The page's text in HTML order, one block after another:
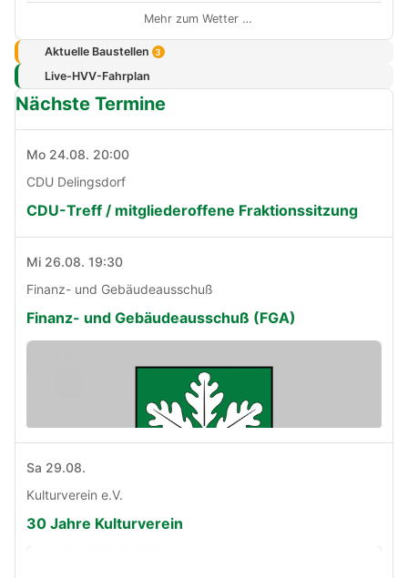
Mehr zum Wetter …
Aktuelle Baustellen 3
Live-HVV-Fahrplan
Nächste Termine
Mo 24.08. 20:00
CDU Delingsdorf
CDU-Treff / mitgliederoffene Fraktionssitzung
Mi 26.08. 19:30
Finanz- und Gebäudeausschuß
Finanz- und Gebäudeausschuß (FGA)
Sa 29.08.
Kulturverein e.V.
30 Jahre Kulturverein